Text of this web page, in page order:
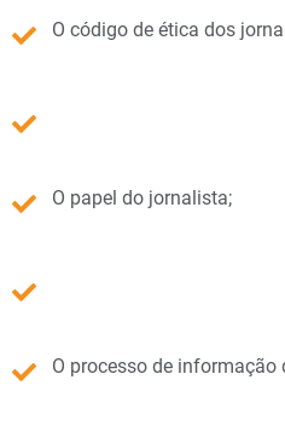
O código de ética dos
O papel do jornalista;
O processo de informação